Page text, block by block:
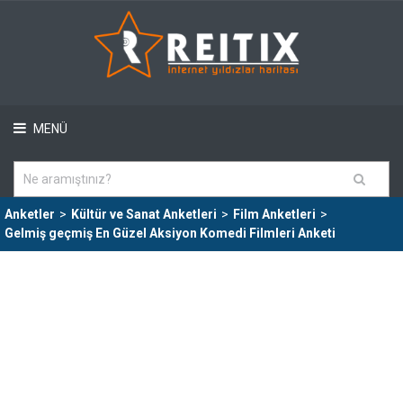
MENÜ
Anketler > Kültür ve Sanat Anketleri > Film Anketleri >
Gelmiş geçmiş En Güzel Aksiyon Komedi Filmleri Anketi